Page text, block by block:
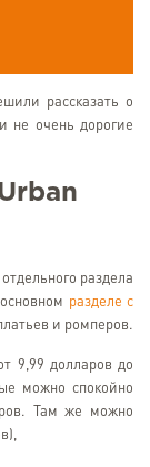
рассказать о
не очень дорогие
раздела
разделе с
и ромперов.
9,99 долларов до
можно спокойно
Там же можно